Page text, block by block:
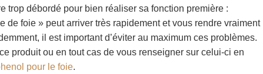
trop débordé pour bien réaliser sa fonction première :
de foie » peut arriver très rapidement et vous rendre vraiment
il est important d’éviter au maximum ces problèmes.
produit ou en tout cas de vous renseigner sur celui-ci en
pour le foie.